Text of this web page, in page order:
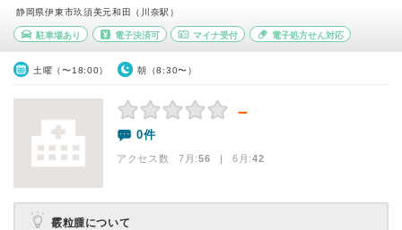
静岡県伊東市玖須美元和田（川奈駅）
駐車場あり 電子決済可 マイナ受付 電子処方せん対応
土曜（〜18:00） 朝（8:30〜）
－
0件
アクセス数 7月:56 | 6月:42
霰粒腫について